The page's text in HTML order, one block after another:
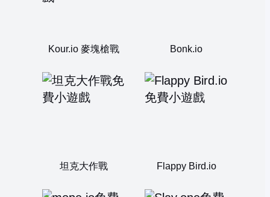
Kour.io 麥塊槍戰 Bonk.io
坦克大作戰 Flappy Bird.io